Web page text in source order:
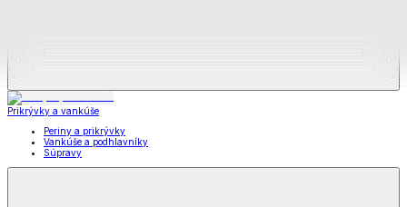
Prikrývky a vankúše
Periny a prikrývky
Vankúše a podhlavníky
Súpravy